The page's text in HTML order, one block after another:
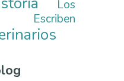
Los
Escriben